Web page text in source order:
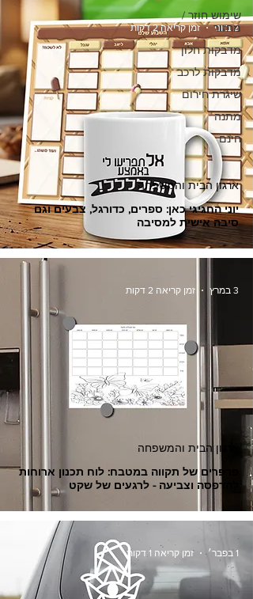
שימוש חוזר /
מחזור
מדבקות חלון
מדבקות לרכב
שיגרת חירום
מתנה
חינם
יוני החגיגי כאן: ספרים, כדורגל, צבעים וגם
סיבה אישית למסיבה
ארגון הבית והמשפחה
2 ביוני זמן קריאה 2 דקות
פרפרים של תקווה במטבח: לוח תכנון ארוחות
להדפסה וצביעה - לרגעים של שקט
ארגון הבית והמשפחה
3 במרץ זמן קריאה 2 דקות
1 בפבר׳ זמן קריאה 1 דקות